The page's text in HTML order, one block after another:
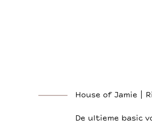
House of Jamie |
De ultieme basic